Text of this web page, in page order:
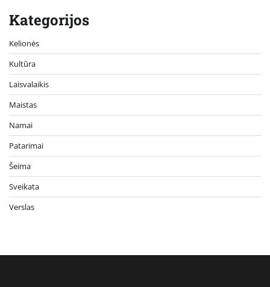
Kategorijos
Kelionės
Kultūra
Laisvalaikis
Maistas
Namai
Patarimai
Šeima
Sveikata
Verslas